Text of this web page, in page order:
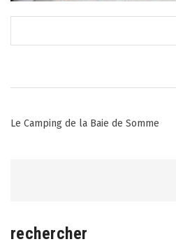
Post
Le Camping de la Baie de Somme
rechercher